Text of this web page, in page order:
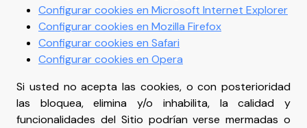
Configurar cookies en Microsoft Internet Explorer
Configurar cookies en Mozilla Firefox
Configurar cookies en Safari
Configurar cookies en Opera
Si usted no acepta las cookies, o con posterioridad
las bloquea, elimina y/o inhabilita, la calidad y
funcionalidades del Sitio podrían verse mermadas o